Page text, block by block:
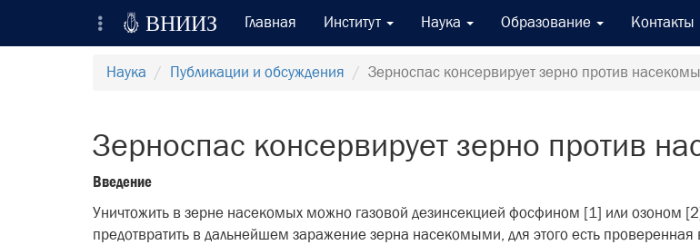
Всероссийский Научно-Исследовательский
Вход на сайт
Отправить сообщение
 ВНИИЗ Главная Институт Наука Образование Контакты
Наука Публикации и обсуждения Зерноспас консервирует зерно против
Зерноспас консервирует зерно против
Введение
Уничтожить в зерне насекомых можно газовой дезинсекцией фосфином [1] или озоном
предотвратить в дальнейшем заражение зерна насекомыми, для этого есть